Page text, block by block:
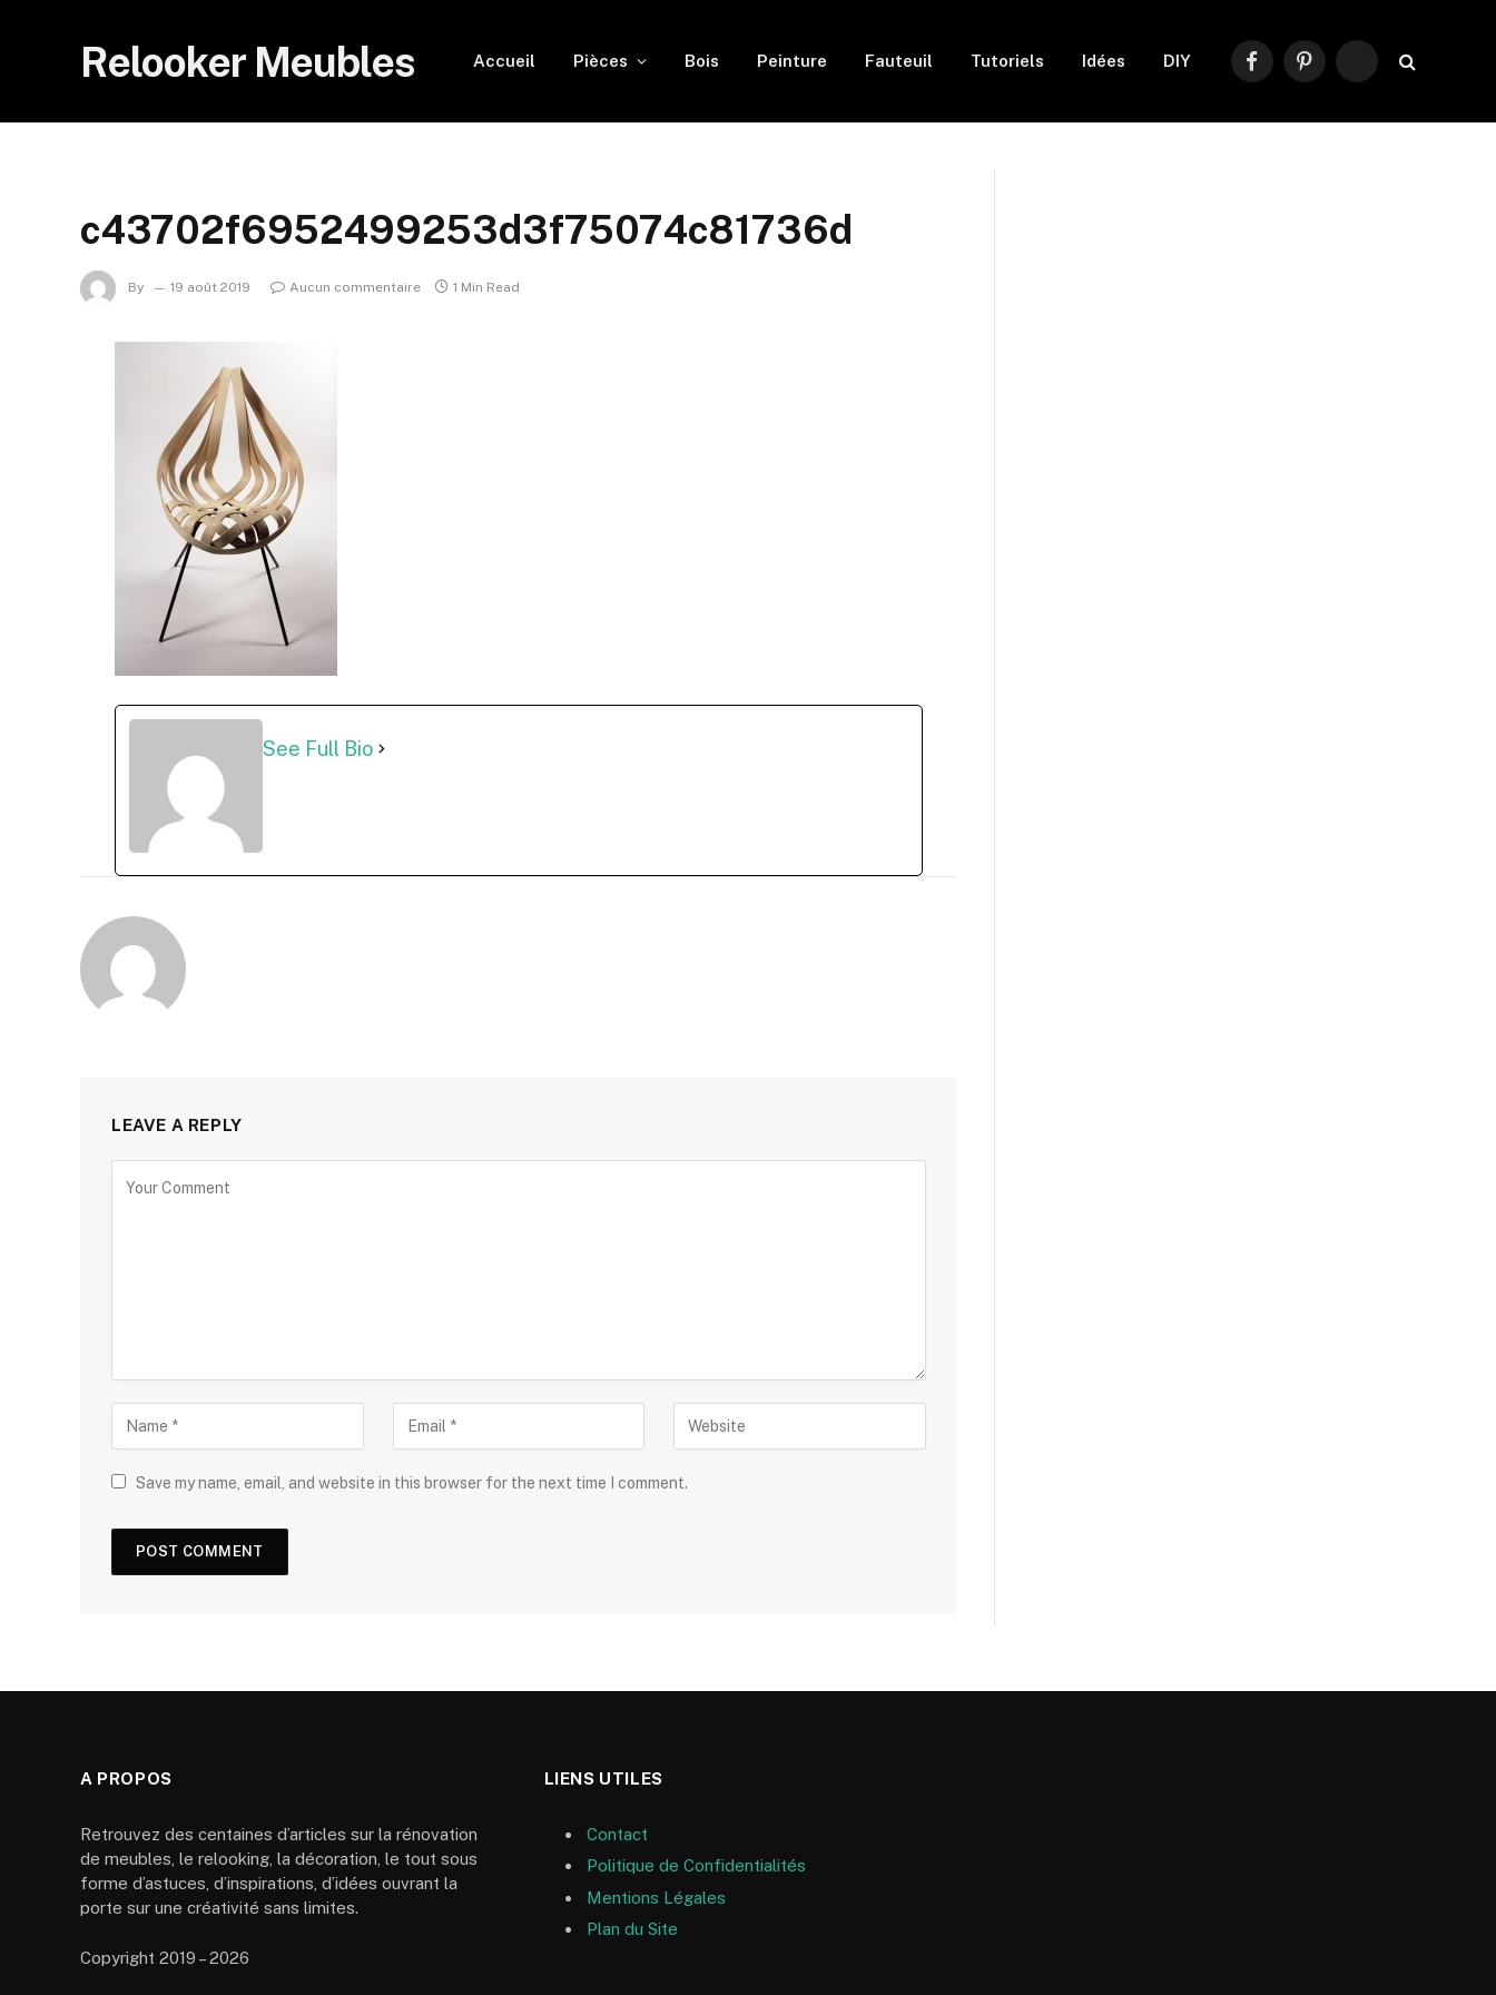
Relooker Meubles Accueil Pièces Bois Peinture Fauteuil Tutoriels Idées DIY
FacebookPinterestRSS
c43702f6952499253d3f75074c81736d
By 19 août 2019 Aucun commentaire 1 Min Read
See Full Bio
LEAVE A REPLY
Save my name, email, and website in this browser for the next time I comment.
A PROPOS
Retrouvez des centaines d’articles sur la rénovation
de meubles, le relooking, la décoration, le tout sous
forme d’astuces, d’inspirations, d’idées ouvrant la
porte sur une créativité sans limites.
Copyright 2019 – 2026
LIENS UTILES
Contact
Politique de Confidentialités
Mentions Légales
Plan du Site